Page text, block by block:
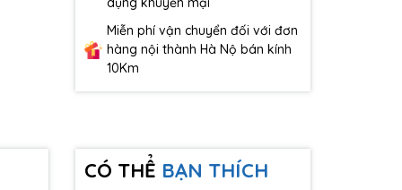
Miễn phí vận chuyển đối với đơn
hàng nội thành Hà Nộ bán kính
10Km
CÓ THỂ BẠN THÍCH